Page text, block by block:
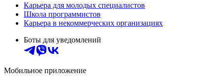
Карьера для молодых специалистов
Школа программистов
Карьера в некоммерческих организациях
Боты для уведомлений
Мобильное приложение